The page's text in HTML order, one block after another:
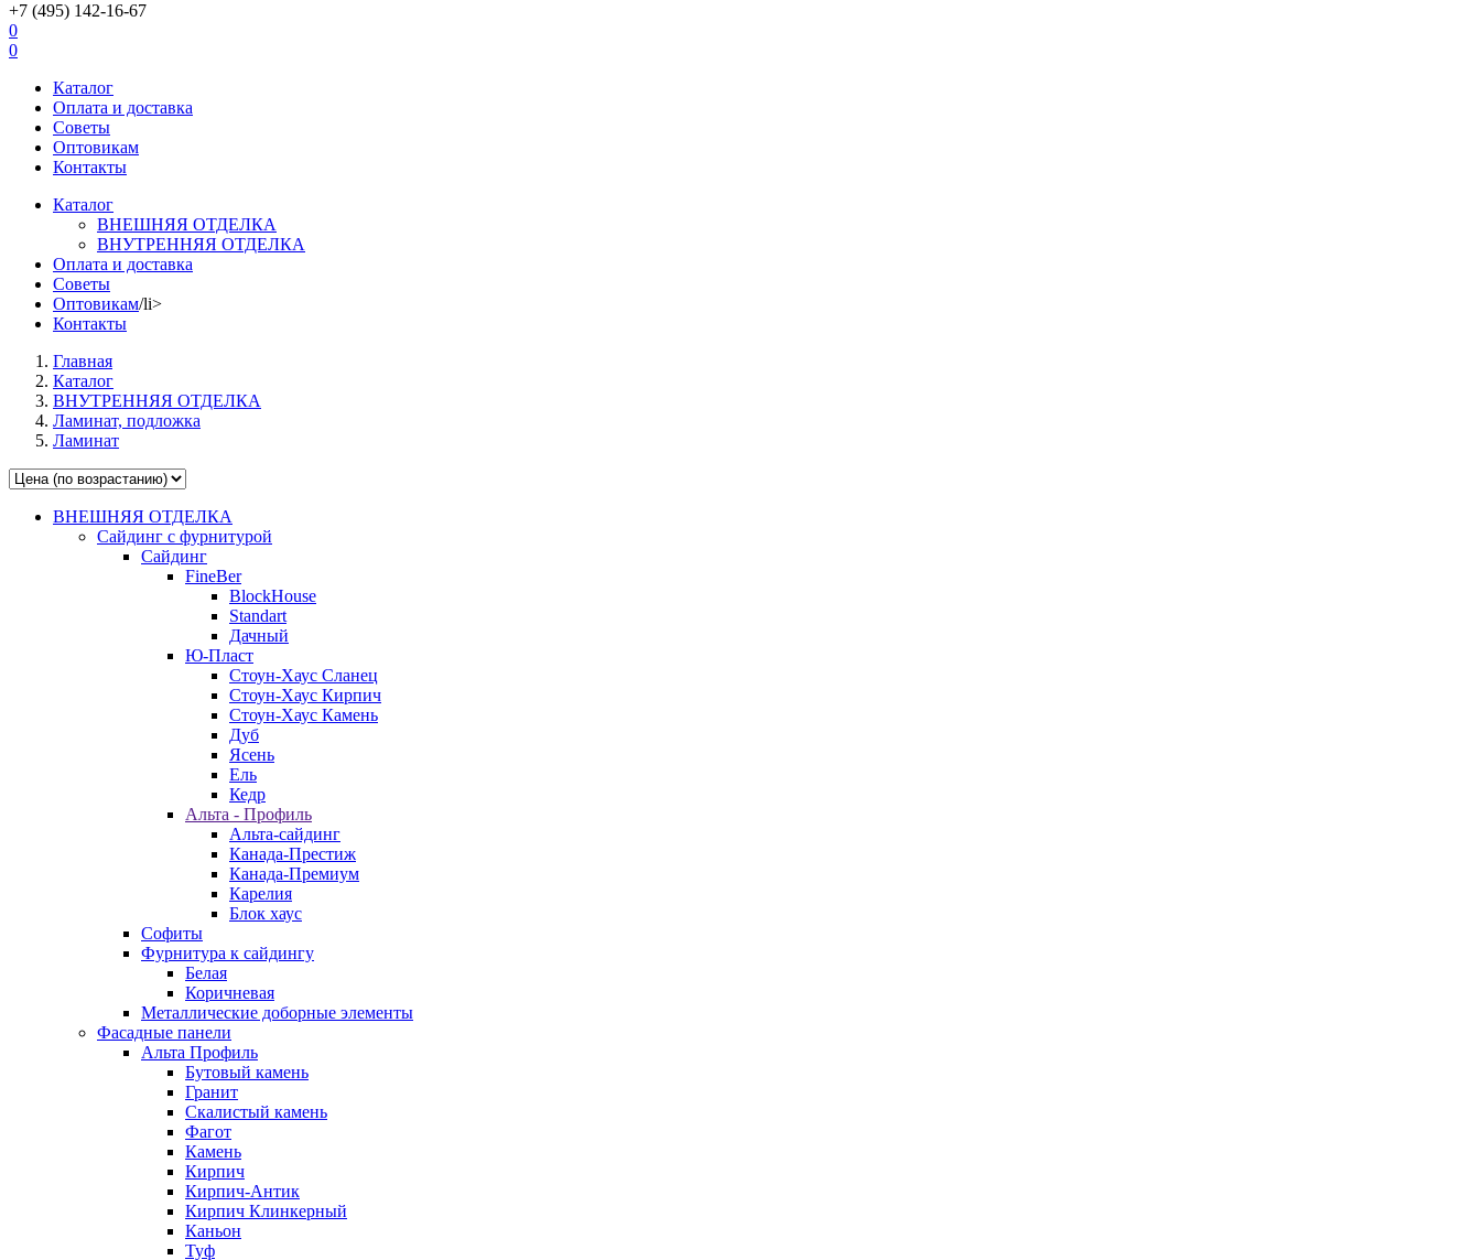
+7 (495) 142-16-67
0
0
Каталог
Оплата и доставка
Советы
Оптовикам
Контакты
Каталог
ВНЕШНЯЯ ОТДЕЛКА
ВНУТРЕННЯЯ ОТДЕЛКА
Оплата и доставка
Советы
Оптовикам/li>
Контакты
Главная
Каталог
ВНУТРЕННЯЯ ОТДЕЛКА
Ламинат, подложка
Ламинат
ВНЕШНЯЯ ОТДЕЛКА
Сайдинг с фурнитурой
Сайдинг
FineBer
BlockHouse
Standart
Дачный
Ю-Пласт
Стоун-Хаус Сланец
Стоун-Хаус Кирпич
Стоун-Хаус Камень
Дуб
Ясень
Ель
Кедр
Альта - Профиль
Альта-сайдинг
Канада-Престиж
Канада-Премиум
Карелия
Блок хаус
Софиты
Фурнитура к сайдингу
Белая
Коричневая
Металлические доборные элементы
Фасадные панели
Альта Профиль
Бутовый камень
Гранит
Скалистый камень
Фагот
Камень
Кирпич
Кирпич-Антик
Кирпич Клинкерный
Каньон
Туф